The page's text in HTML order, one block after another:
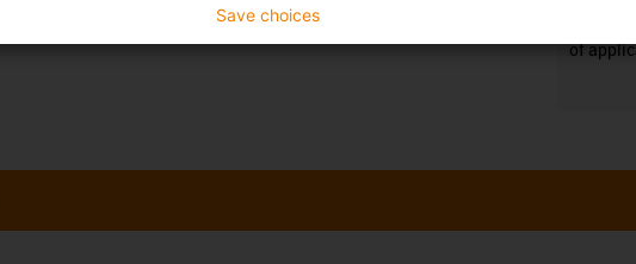
many
of
Save choices